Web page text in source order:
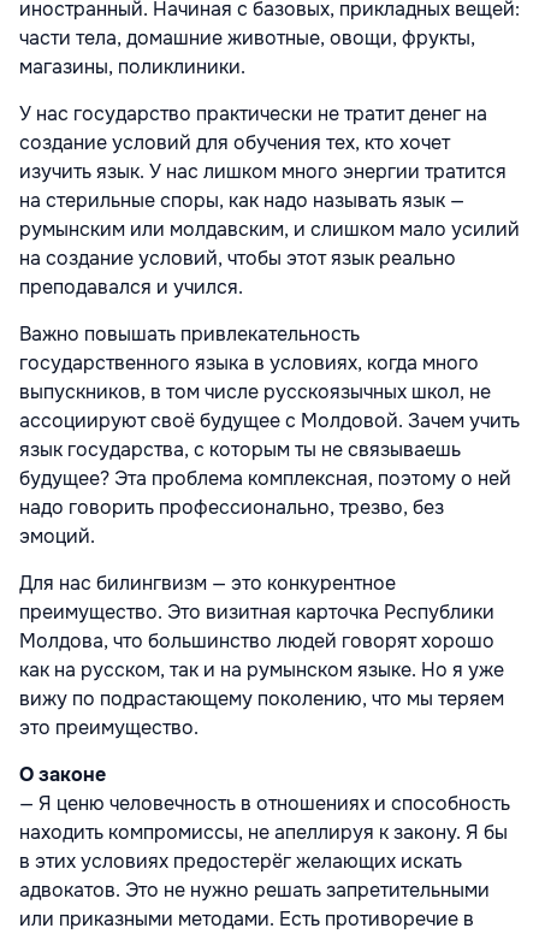
иностранный. Начиная с базовых, прикладных вещей:
части тела, домашние животные, овощи, фрукты,
магазины, поликлиники.
У нас государство практически не тратит денег на
создание условий для обучения тех, кто хочет
изучить язык. У нас лишком много энергии тратится
на стерильные споры, как надо называть язык —
румынским или молдавским, и слишком мало усилий
на создание условий, чтобы этот язык реально
преподавался и учился.
Важно повышать привлекательность
государственного языка в условиях, когда много
выпускников, в том числе русскоязычных школ, не
ассоциируют своё будущее с Молдовой. Зачем учить
язык государства, с которым ты не связываешь
будущее? Эта проблема комплексная, поэтому о ней
надо говорить профессионально, трезво, без
эмоций.
Для нас билингвизм — это конкурентное
преимущество. Это визитная карточка Республики
Молдова, что большинство людей говорят хорошо
как на русском, так и на румынском языке. Но я уже
вижу по подрастающему поколению, что мы теряем
это преимущество.
О законе
— Я ценю человечность в отношениях и способность
находить компромиссы, не апеллируя к закону. Я бы
в этих условиях предостерёг желающих искать
адвокатов. Это не нужно решать запретительными
или приказными методами. Есть противоречие в